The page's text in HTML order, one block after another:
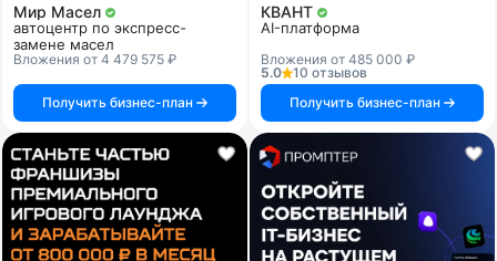
Мир Масел
автоцентр по экспресс-
замене масел
Вложения от 4 479 575 ₽
Получить бизнес-план
КВАНТ
AI-платформа
Вложения от 485 000 ₽
5.0
10 отзывов
Получить бизнес-план